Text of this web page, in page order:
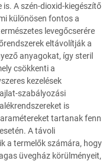
A szén-dioxid-kiegészítő
különösen fontos a
levegőcserére
eltávolítják a
anyagokat, így steril
csökkenti a
kezelések
szabályozási
is
tartanak fenn
A távoli
a termelők számára, hogy
üvegház körülményeit,